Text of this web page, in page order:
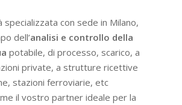
specializzata con sede in Milano,
dell’analisi e controllo della
potabile, di processo, scarico, a
private, a strutture ricettive
stazioni ferroviarie, etc
il vostro partner ideale per la